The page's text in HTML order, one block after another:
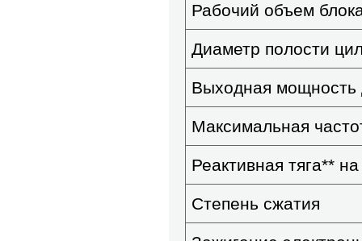
Рабочий объем
Диаметр полости
Выходная мощность
Максимальная
Реактивная тяга**
Степень сжатия